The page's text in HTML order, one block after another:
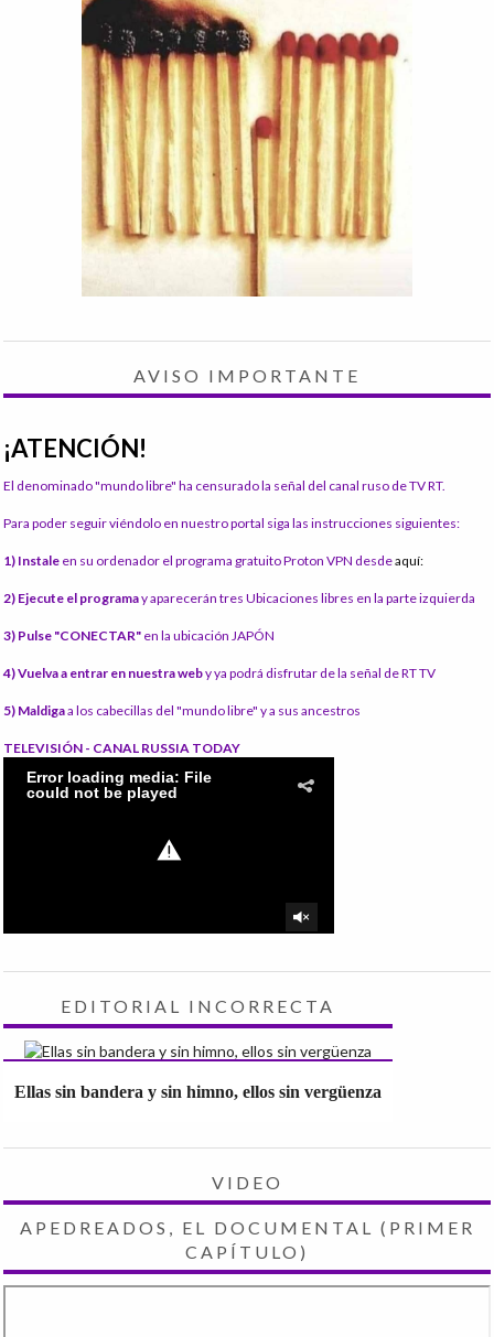
AVISO IMPORTANTE
¡ATENCIÓN!
El denominado "mundo libre" ha censurado la señal del canal ruso de TV RT.
Para poder seguir viéndolo en nuestro portal siga las instrucciones siguientes:
1) Instale en su ordenador el programa gratuito Proton VPN desdeaquí:
2) Ejecute el programay aparecerán tres Ubicaciones libres en la parte izquierda
3) Pulse "CONECTAR" en la ubicación JAPÓN
4) Vuelva a entrar en nuestra weby ya podrá disfrutar de la señal de RT TV
5) Maldigaa los cabecillas del "mundo libre" y a sus ancestros
TELEVISIÓN - CANAL RUSSIA TODAY
EDITORIAL INCORRECTA
Ellas sin bandera y sin himno, ellos sin vergüenza
VIDEO
APEDREADOS, EL DOCUMENTAL (PRIMER
CAPÍTULO)